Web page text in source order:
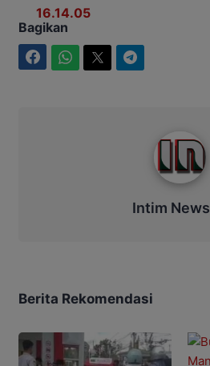
Bagikan
Intim News
Berita Rekomendasi